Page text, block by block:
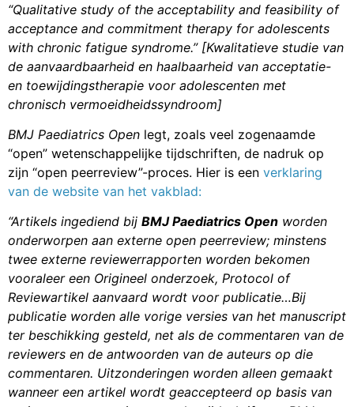
“Qualitative study of the acceptability and feasibility of
acceptance and commitment therapy for adolescents
with chronic fatigue syndrome.” [Kwalitatieve studie van
de aanvaardbaarheid en haalbaarheid van acceptatie-
en toewijdingstherapie voor adolescenten met
chronisch vermoeidheidssyndroom]
BMJ Paediatrics Open legt, zoals veel zogenaamde
“open” wetenschappelijke tijdschriften, de nadruk op
zijn “open peerreview”-proces. Hier is een verklaring
van de website van het vakblad:
“Artikels ingediend bij BMJ Paediatrics Open worden
onderworpen aan externe open peerreview; minstens
twee externe reviewerrapporten worden bekomen
vooraleer een Origineel onderzoek, Protocol of
Reviewartikel aanvaard wordt voor publicatie…Bij
publicatie worden alle vorige versies van het manuscript
ter beschikking gesteld, net als de commentaren van de
reviewers en de antwoorden van de auteurs op die
commentaren. Uitzonderingen worden alleen gemaakt
wanneer een artikel wordt geaccepteerd op basis van